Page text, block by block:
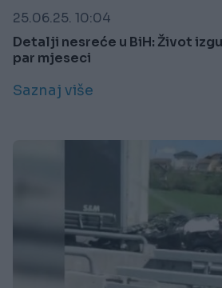
25.06.25. 10:04
Detalji nesreće u BiH: Život
par mjeseci
Saznaj više